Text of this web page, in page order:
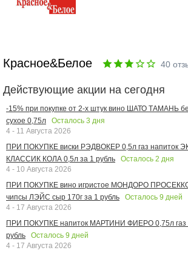
Красное&Белое 40
Действующие акции на сегодня
-15% при покупке от 2-х штук вино ШАТО ТАМАНЬ
сухое 0,75л
Осталось 3 дня
4 - 11 Августа 2026
ПРИ ПОКУПКЕ виски РЭДВОКЕР 0,5л газ напиток
КЛАССИК КОЛА 0,5л за 1 рубль
Осталось 2 дня
4 - 10 Августа 2026
ПРИ ПОКУПКЕ вино игристое МОНДОРО ПРОСЕККО
чипсы ЛЭЙС сыр 170г за 1 рубль
Осталось 9 дней
4 - 17 Августа 2026
ПРИ ПОКУПКЕ напиток МАРТИНИ ФИЕРО 0,75л газ
рубль
Осталось 9 дней
4 - 17 Августа 2026